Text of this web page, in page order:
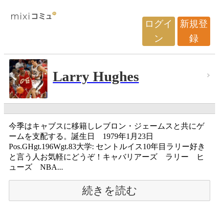
ログイ
ン
新規登
録
Larry Hughes
今季はキャブスに移籍しレブロン・ジェームスと共にゲ
ームを支配する。誕生日 1979年1月23日
Pos.GHgt.196Wgt.83大学: セントルイス10年目ラリー好き
と言う人お気軽にどうぞ！キャバリアーズ ラリー ヒ
ューズ NBA...
続きを読む